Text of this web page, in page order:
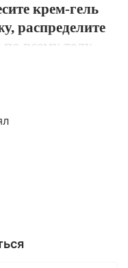
крем-гель
распределите
всему телу,
использовать
мужчин
Alcohol,